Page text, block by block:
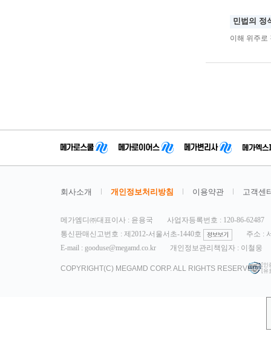
민법의 정
이해 위주로
회사소개 개인정보처리방침 이용약관 고객센
메가엠디㈜대표이사 : 윤용국
사업자등록번호 : 120-86-62487
통신판매신고번호 : 제2012-서울서초-1440호
주소 :
E-mail : gooduse@megamd.co.kr
개인정보관리책임자 : 이철웅
COPYRIGHT(C) MEGAMD CORP. ALL RIGHTS RESERVED. [인
[유